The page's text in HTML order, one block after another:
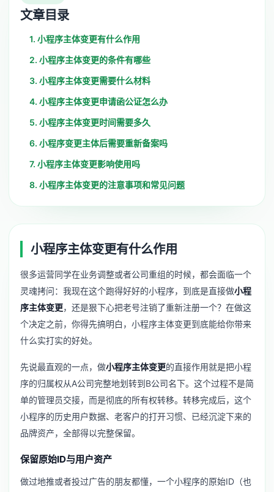
文章目录
1. 小程序主体变更有什么作用
2. 小程序主体变更的条件有哪些
3. 小程序主体变更需要什么材料
4. 小程序主体变更申请函公证怎么办
5. 小程序主体变更时间需要多久
6. 小程序变更主体后需要重新备案吗
7. 小程序主体变更影响使用吗
8. 小程序主体变更的注意事项和常见问题
小程序主体变更有什么作用
很多运营同学在业务调整或者公司重组的时候，都会面临一个
灵魂拷问：我现在这个跑得好好的小程序，到底是直接做小程
序主体变更，还是狠下心把老号注销了重新注册一个？在做这
个决定之前，你得先搞明白，小程序主体变更到底能给你带来
什么实打实的好处。
先说最直观的一点，做小程序主体变更的直接作用就是把小程
序的归属权从A公司完整地划转到B公司名下。这个过程不是简
单的管理员交接，而是彻底的所有权转移。转移完成后，这个
小程序的历史用户数据、老客户的打开习惯、已经沉淀下来的
品牌资产，全部得以完整保留。
保留原始ID与用户资产
做过地推或者投过广告的朋友都懂，一个小程序的原始ID（也